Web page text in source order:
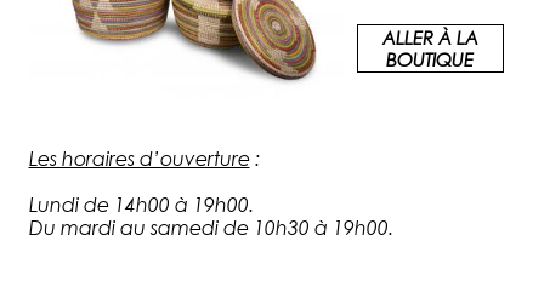
ALLER À LA
BOUTIQUE
Les horaires d’ouverture:
Lundi de 14h00 à 19h00.
Du mardi au samedi de 10h30 à 19h00.